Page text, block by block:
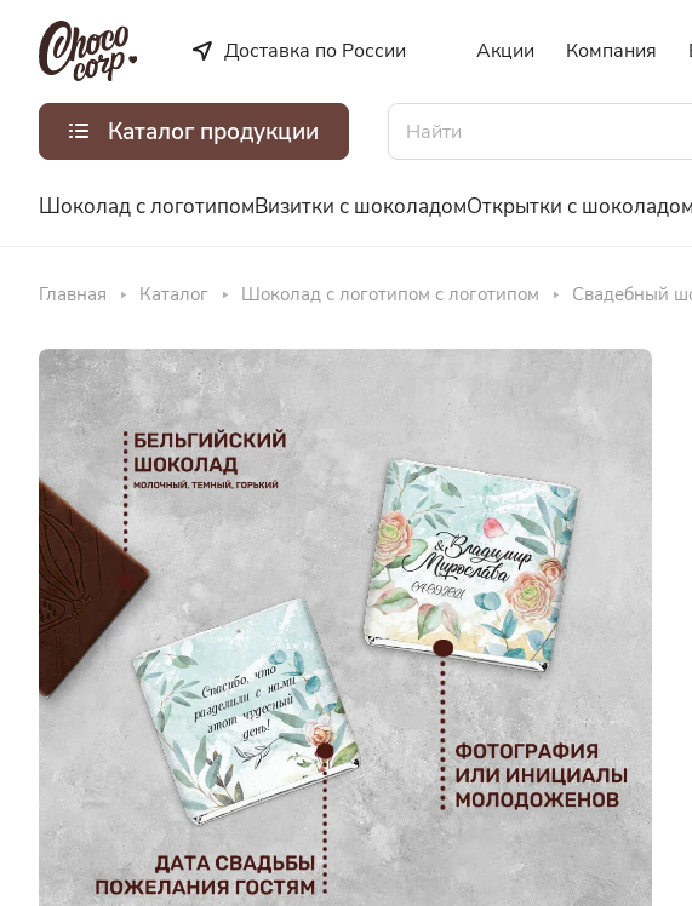
Доставка по России Акции Компания
Каталог продукции
Шоколад с логотипомВизитки с шоколадомОткрытки с шоколадом
Главная Каталог Шоколад с логотипом с логотипом Свадебный